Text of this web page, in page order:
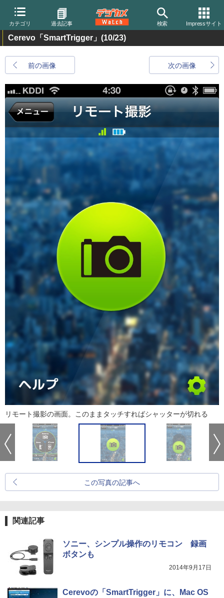
カテゴリ 過去記事 検索 Impressサイト
Cerevo「SmartTrigger」 (10/23)
前の画像 次の画像
リモート撮影の画面。このままタッチすればシャッターが切れる
この写真の記事へ
関連記事
ソニー、シンプル操作のリモコン 録画
ボタンも
2014年9月17日
Cerevoの「SmartTrigger」に、Mac OS